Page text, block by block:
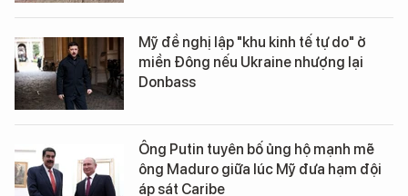
Mỹ đề nghị lập "khu kinh tế tự do" ở
miền Đông nếu Ukraine nhượng lại
Donbass
Ông Putin tuyên bố ủng hộ mạnh mẽ
ông Maduro giữa lúc Mỹ đưa hạm đội
áp sát Caribe